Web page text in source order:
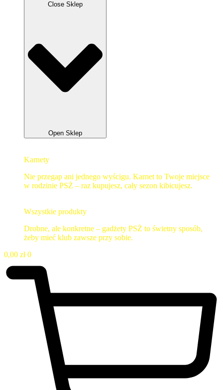
Close Sklep
Open Sklep
Karnety
Nie przegap ani jednego wyścigu. Karnet to Twoje miejsce
w rodzinie PSŻ – raz kupujesz, cały sezon kibicujesz.
Wszystkie produkty
Drobne, ale konkretne – gadżety PSŻ to świetny sposób,
żeby mieć klub zawsze przy sobie.
0,00 zł 0